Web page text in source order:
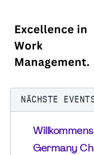
NÄCHSTE
Germany